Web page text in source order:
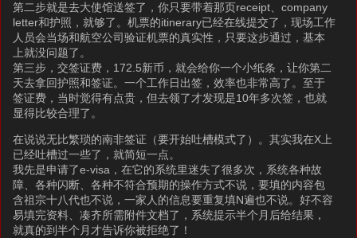
第二步就是去大使馆送签了，你只要带着那页receipt、company
letter和护照，就够了。机票的itinerary已经在线提交了，现场工作
人员会当场和航空公司验证机票的真实性，只要这步通过，基本
上就没问题了。
第三步，交签证费，172.5新币，就会给你一个小纸条，让你第二
天去拿回护照和签证。一个工作日出签，效率也非常高了。至于
签证费，当时觉得有点贵，但去领了才发现是10年多次签，也就
显得比较合理了。
在说说无比繁琐的南非签证（要开始吐槽模式了）。其实我在X上
已经吐槽过一些了，就简短一点。
我先是申请了e-visa，在它的系统里迷失了很多次，系统各种故
障、各种闪断、各种不符合预期的操作方式不说，要填的内容包
含祖宗十八代也不说，一家人的信息要重复填N遍也不说。好不容
易填完资料、凑齐所需附件文档了，系统提示半个月后给结果，
就真的到半个月才告诉你被拒绝了！